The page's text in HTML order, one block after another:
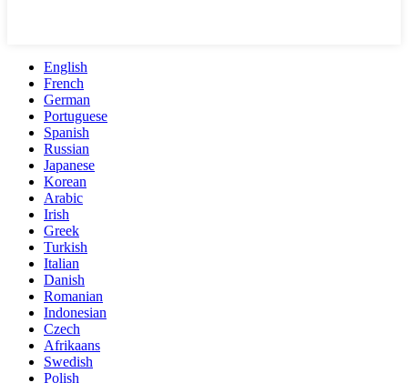
English
French
German
Portuguese
Spanish
Russian
Japanese
Korean
Arabic
Irish
Greek
Turkish
Italian
Danish
Romanian
Indonesian
Czech
Afrikaans
Swedish
Polish